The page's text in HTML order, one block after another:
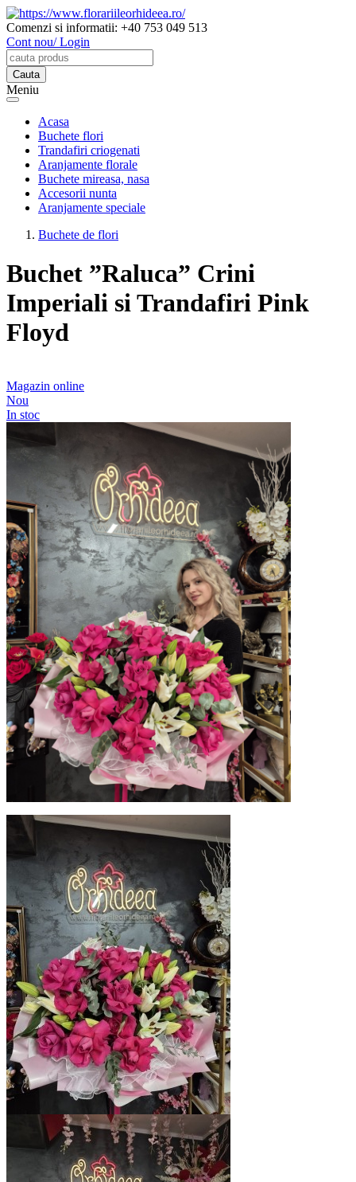
Comenzi si informatii: +40 753 049 513
Cont nou/ Login
Meniu
Acasa
Buchete flori
Trandafiri criogenati
Aranjamente florale
Buchete mireasa, nasa
Accesorii nunta
Aranjamente speciale
Buchete de flori
Buchet ”Raluca” Crini
Imperiali si Trandafiri Pink
Floyd
Magazin online
Nou
In stoc